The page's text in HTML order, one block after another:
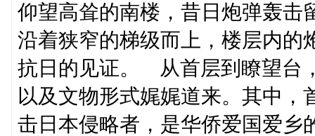
仰望高耸的南楼，昔日炮弹轰击
沿着狭窄的梯级而上，楼层内的
抗日的见证。 从首层到瞭望台
以及文物形式娓娓道来。其中，
击日本侵略者，是华侨爱国爱乡